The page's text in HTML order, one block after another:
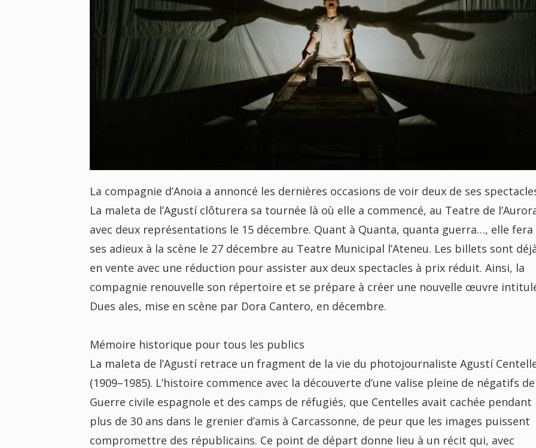
La compagnie d’Anoia a annoncé les dernières occasions de voir deux de ses
La maleta de l’Agustí clôturera sa tournée là où elle a commencé, au Teatre de
avec deux représentations le 15 décembre. Quant à Quanta, quanta guerra…, elle fera
ses adieux à la scène le 27 décembre au Teatre Municipal l’Ateneu. Les billets sont
en vente avec une réduction pour assister aux deux spectacles à prix réduit. Ainsi, la
compagnie renouvelle son répertoire et se prépare à créer une nouvelle œuvre
Dues ales, mise en scène par Dora Cantero, en décembre.
Mémoire historique pour tous les publics
La maleta de l’Agustí retrace un fragment de la vie du photojournaliste Agustí
(1909–1985). L’histoire commence avec la découverte d’une valise pleine de négatifs
Guerre civile espagnole et des camps de réfugiés, que Centelles avait cachée pendant
plus de 30 ans dans le grenier d’amis à Carcassonne, de peur que les images puissent
compromettre des républicains. Ce point de départ donne lieu à un récit qui, avec